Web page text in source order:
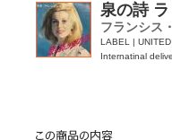
泉の詩
フランシス
LABEL | UNITED
Internatinal